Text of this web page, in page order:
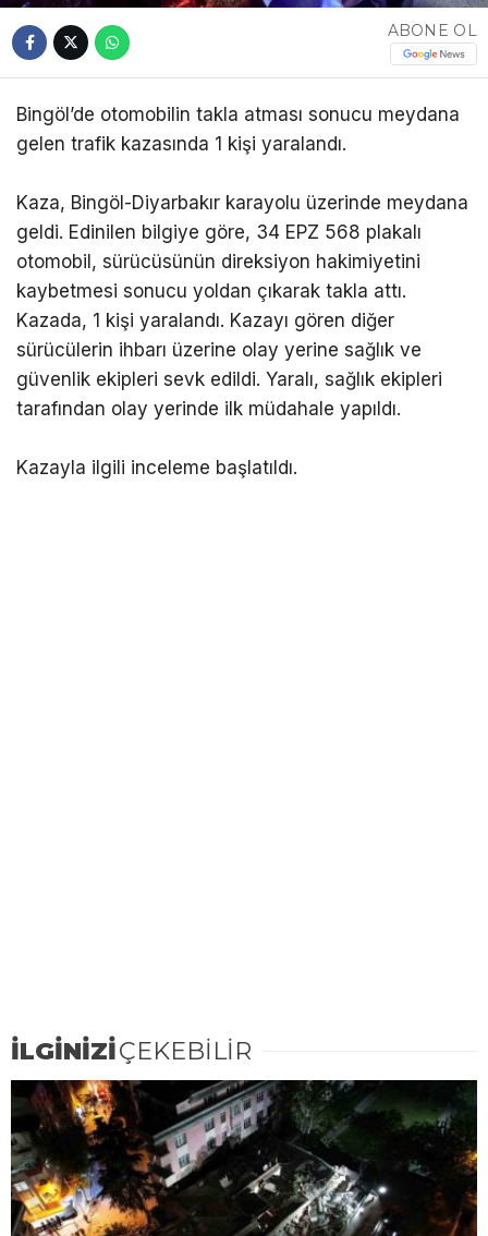
ABONE OL
Bingöl’de otomobilin takla atması sonucu meydana
gelen trafik kazasında 1 kişi yaralandı.
Kaza, Bingöl-Diyarbakır karayolu üzerinde meydana
geldi. Edinilen bilgiye göre, 34 EPZ 568 plakalı
otomobil, sürücüsünün direksiyon hakimiyetini
kaybetmesi sonucu yoldan çıkarak takla attı.
Kazada, 1 kişi yaralandı. Kazayı gören diğer
sürücülerin ihbarı üzerine olay yerine sağlık ve
güvenlik ekipleri sevk edildi. Yaralı, sağlık ekipleri
tarafından olay yerinde ilk müdahale yapıldı.
Kazayla ilgili inceleme başlatıldı.
İLGİNİZİÇEKEBİLİR